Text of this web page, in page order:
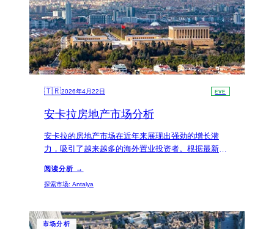
🇹🇷2026年4月22日 EVE
安卡拉房地产市场分析
安卡拉的房地产市场在近年来展现出强劲的增长潜
力，吸引了越来越多的海外置业投资者。根据最新数
方米价格已达到15,000土耳其里拉，较2022年初的
3,300土耳其里拉增长了近四倍。
阅读分析 →
探索市场: Antalya
市场分析